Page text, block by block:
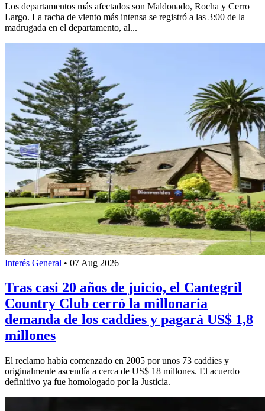
Los departamentos más afectados son Maldonado, Rocha y Cerro
Largo. La racha de viento más intensa se registró a las 3:00 de la
madrugada en el departamento, al...
Interés General • 07 Aug 2026
Tras casi 20 años de juicio, el Cantegril
Country Club cerró la millonaria
demanda de los caddies y pagará US$ 1,8
millones
El reclamo había comenzado en 2005 por unos 73 caddies y
originalmente ascendía a cerca de US$ 18 millones. El acuerdo
definitivo ya fue homologado por la Justicia.